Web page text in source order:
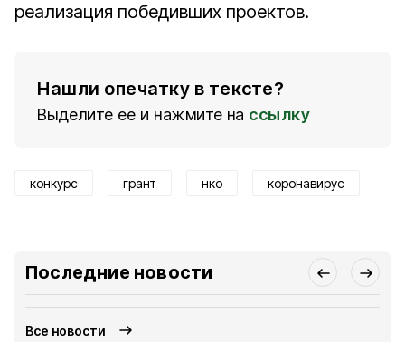
реализация победивших проектов.
Нашли опечатку в тексте?
Выделите ее и нажмите на ссылку
конкурс грант нко коронавирус
Последние новости
Все новости